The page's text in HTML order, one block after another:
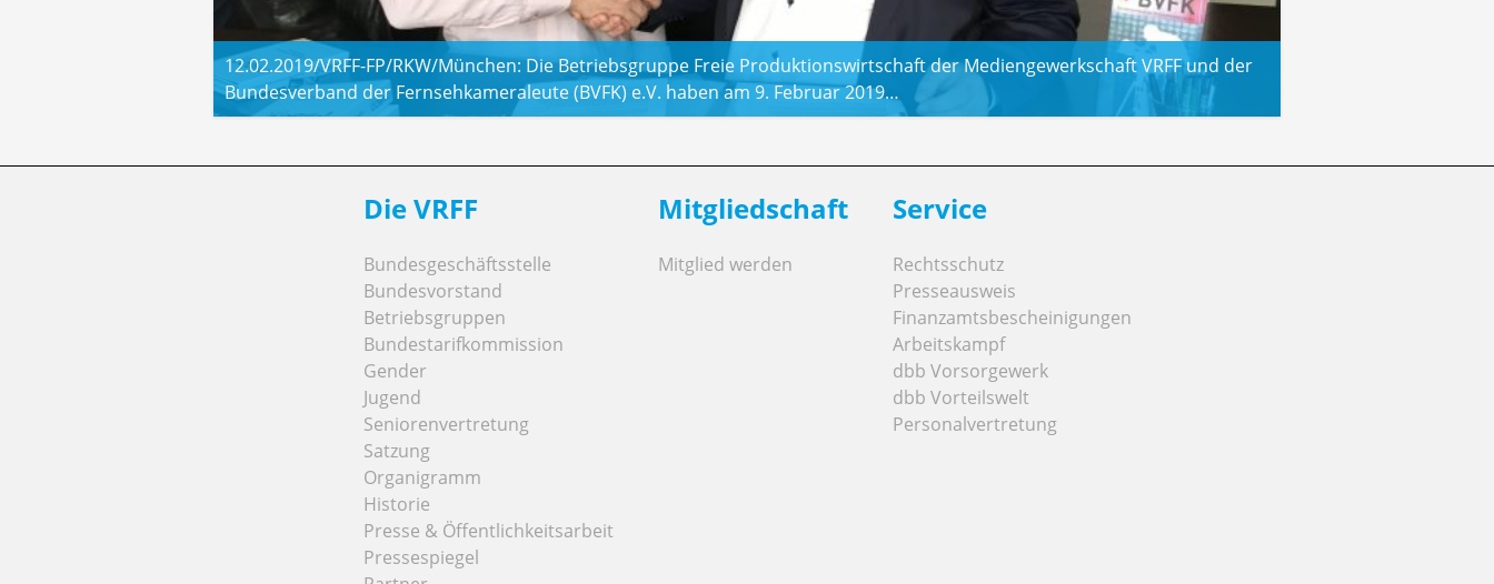
12.02.2019/VRFF-FP/RKW/München: Die Betriebsgruppe Freie Produktionswirtschaft der Mediengewerkschaft VRFF und der
Bundesverband der Fernsehkameraleute (BVFK) e.V. haben am 9. Februar 2019…
Die VRFF
Bundesgeschäftsstelle
Bundesvorstand
Betriebsgruppen
Bundestarifkommission
Gender
Jugend
Seniorenvertretung
Satzung
Organigramm
Historie
Presse & Öffentlichkeitsarbeit
Pressespiegel
Mitgliedschaft
Mitglied werden
Service
Rechtsschutz
Presseausweis
Finanzamtsbescheinigungen
Arbeitskampf
dbb Vorsorgewerk
dbb Vorteilswelt
Personalvertretung